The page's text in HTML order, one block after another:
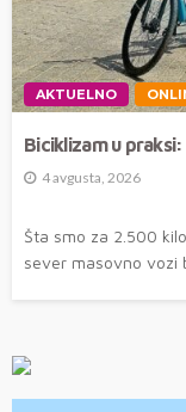
AKTUELNO
Biciklizam u
4 avgusta, 2026
Šta smo za 2.500
sever masovno